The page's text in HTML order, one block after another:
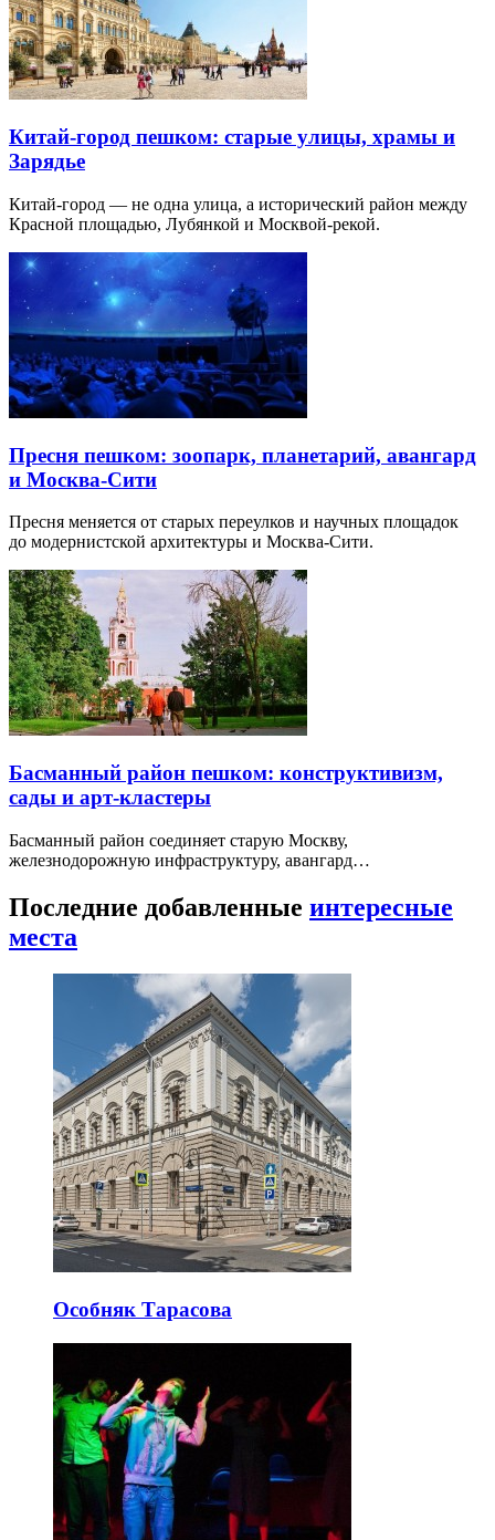
Китай-город пешком: старые улицы, храмы и
Зарядье
Китай-город — не одна улица, а исторический район между
Красной площадью, Лубянкой и Москвой-рекой.
Пресня пешком: зоопарк, планетарий, авангард
и Москва-Сити
Пресня меняется от старых переулков и научных площадок
до модернистской архитектуры и Москва-Сити.
Басманный район пешком: конструктивизм,
сады и арт-кластеры
Басманный район соединяет старую Москву,
железнодорожную инфраструктуру, авангард…
Последние добавленные интересные
места
Особняк Тарасова